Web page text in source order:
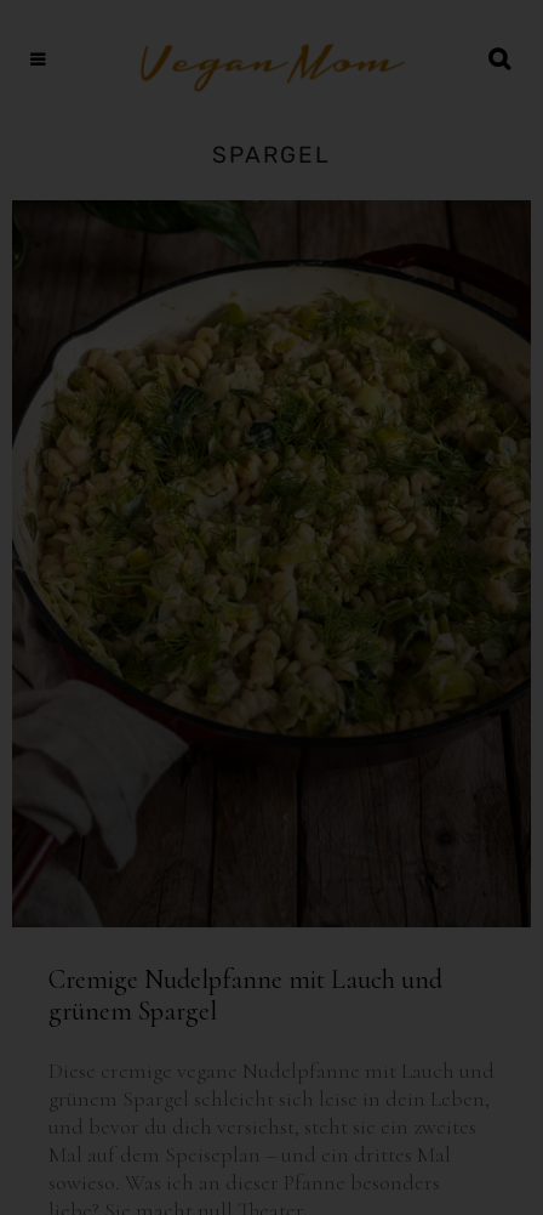
SPARGEL
Cremige Nudelpfanne mit Lauch und
grünem Spargel
Diese cremige vegane Nudelpfanne mit Lauch und
grünem Spargel schleicht sich leise in dein Leben,
und bevor du dich versiehst, steht sie ein zweites
Mal auf dem Speiseplan – und ein drittes Mal
sowieso. Was ich an dieser Pfanne besonders